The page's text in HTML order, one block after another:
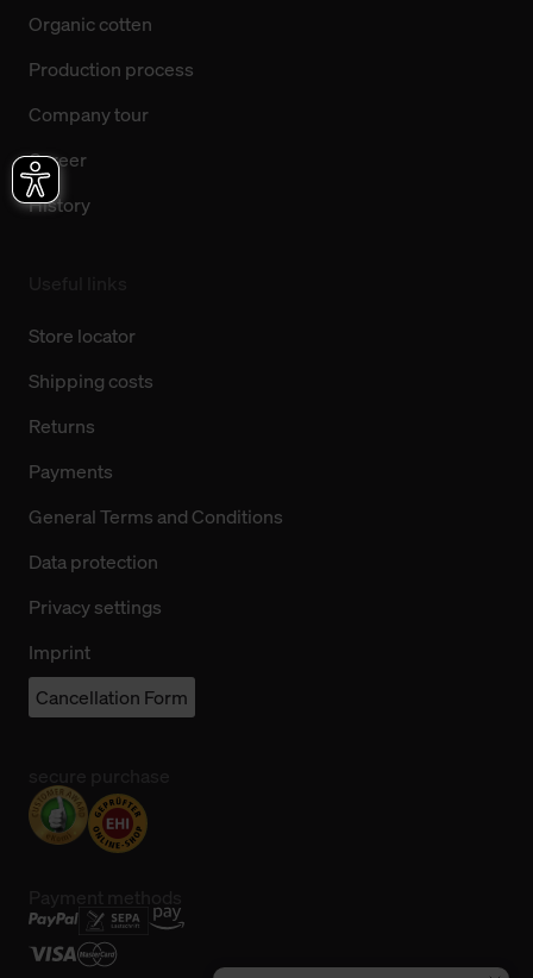
Organic cotten
Production process
Company tour
Career
History
Store locator
Shipping costs
Returns
Payments
General Terms and Conditions
Data protection
Privacy settings
Imprint
Cancellation Form